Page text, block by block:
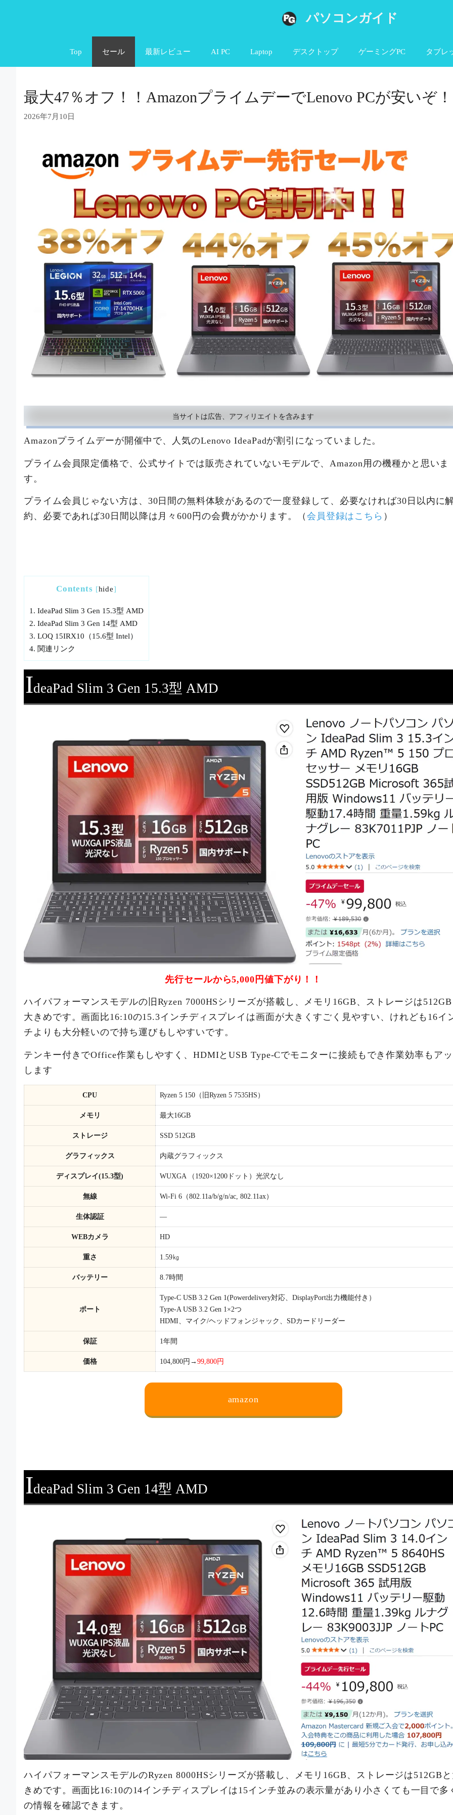
ツ
パソコンガイド
Top セール 最新レビュー AI PC Laptop デスクトップ ゲーミングPC タブレ
最大47％オフ！！AmazonプライムデーでLenovo PCが安いぞ！
2026年7月10日
当サイトは広告、アフィリエイトを含みます
Amazonプライムデーが開催中で、人気のLenovo IdeaPadが割引になっていました。
プライム会員限定価格で、公式サイトでは販売されていないモデルで、Amazon用の機種かと思いま
す。
プライム会員じゃない方は、30日間の無料体験があるので一度登録して、必要なければ30日以内に
約、必要であれば30日間以降は月々600円の会費がかかります。（ 会員登録はこちら ）
Contents [hide]
1. IdeaPad Slim 3 Gen 15.3型 AMD
2. IdeaPad Slim 3 Gen 14型 AMD
3. LOQ 15IRX10（15.6型 Intel）
4. 関連リンク
IdeaPad Slim 3 Gen 15.3型 AMD
先行セールから5,000円値下がり！！
ハイパフォーマンスモデルの旧Ryzen 7000HSシリーズが搭載し、メモリ16GB、ストレージは
大きめです。画面比16:10の15.3インチディスプレイは画面が大きくすごく見やすい、けれども16イ
チよりも大分軽いので持ち運びもしやすいです。
テンキー付きでOffice作業もしやすく、HDMIとUSB Type-Cでモニターに接続もでき作業効率もア
します
CPU Ryzen 5 150（旧Ryzen 5 7535HS）
メモリ 最大16GB
ストレージ SSD 512GB
グラフィックス 内蔵グラフィックス
ディスプレイ(15.3型) WUXGA （1920×1200ドット）光沢なし
無線 Wi-Fi 6（802.11a/b/g/n/ac, 802.11ax）
生体認証 ―
WEBカメラ HD
重さ 1.59㎏
バッテリー 8.7時間
ポート
Type-C USB 3.2 Gen 1(Powerdelivery対応、DisplayPort出力機能付き）
Type-A USB 3.2 Gen 1×2つ
HDMI、マイク/ヘッドフォンジャック、SDカードリーダー
保証 1年間
価格 104,800円→ 99,800円
amazon
IdeaPad Slim 3 Gen 14型 AMD
ハイパフォーマンスモデルのRyzen 8000HSシリーズが搭載し、メモリ16GB、ストレージは512GB
きめです。画面比16:10の14インチディスプレイは15インチ並みの表示量があり小さくても一目で多
の情報を確認できます。